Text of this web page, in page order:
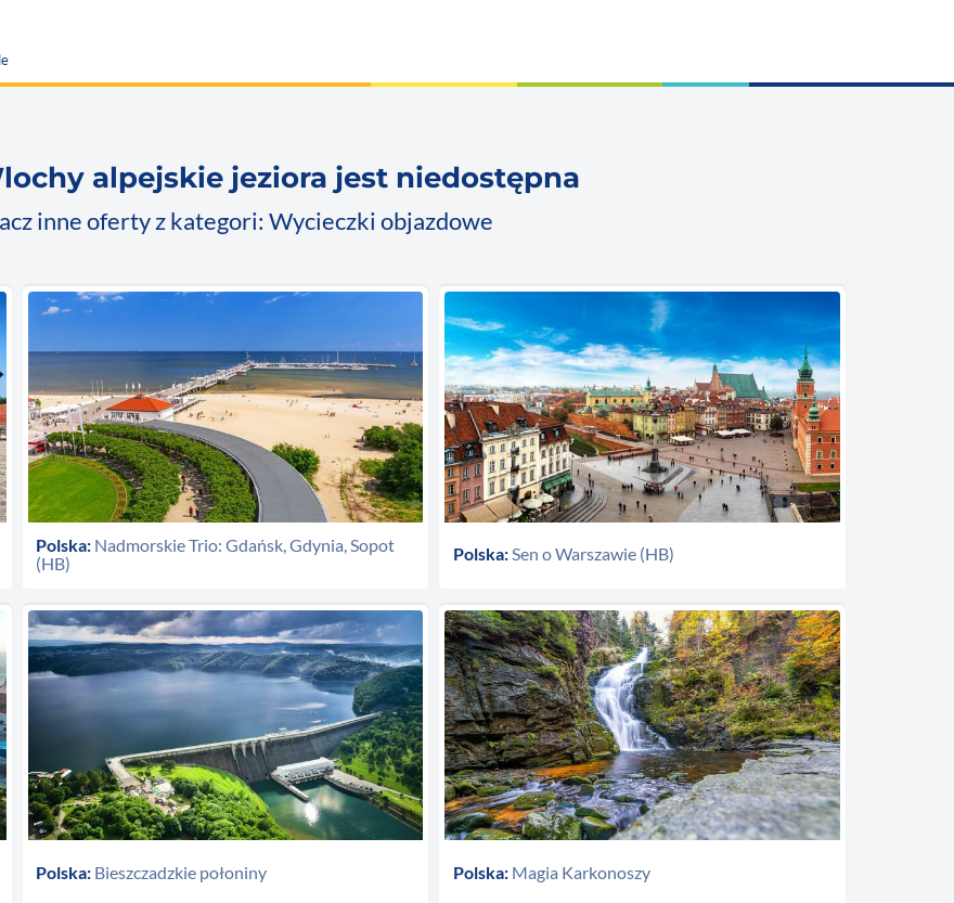
alpejskie jeziora jest niedostępna
inne oferty z kategori: Wycieczki objazdowe
Polska: Nadmorskie Trio: Gdańsk, Gdynia, Sopot
(HB)
Polska:Sen o Warszawie (HB)
Polska: Bieszczadzkie połoniny Polska:Magia Karkonoszy